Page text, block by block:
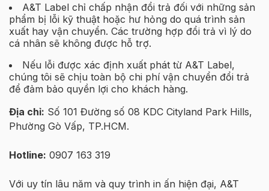
A&T Label chỉ chấp nhận đổi trả đối với những sản
phẩm bị lỗi kỹ thuật hoặc hư hỏng do quá trình sản
xuất hay vận chuyển. Các trường hợp đổi trả vì lý do
cá nhân sẽ không được hỗ trợ.
Nếu lỗi được xác định xuất phát từ A&T Label,
chúng tôi sẽ chịu toàn bộ chi phí vận chuyển đổi trả
để đảm bảo quyền lợi cho khách hàng.
Địa chỉ: Số 101 Đường số 08 KDC Cityland Park Hills,
Phường Gò Vấp, TP.HCM.
Hotline: 0907 163 319
Với uy tín lâu năm và quy trình in ấn hiện đại, A&T